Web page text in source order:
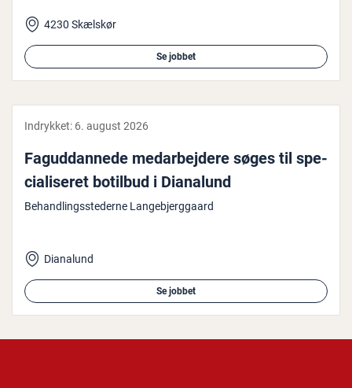
4230 Skælskør
Se jobbet
Indrykket: 6. august 2026
Fag­ud­dan­ne­de me­d­ar­bej­de­re søges til spe­
ci­a­li­se­ret botilbud i Dianalund
Behandlingsstederne Langebjerggaard
Dianalund
Se jobbet